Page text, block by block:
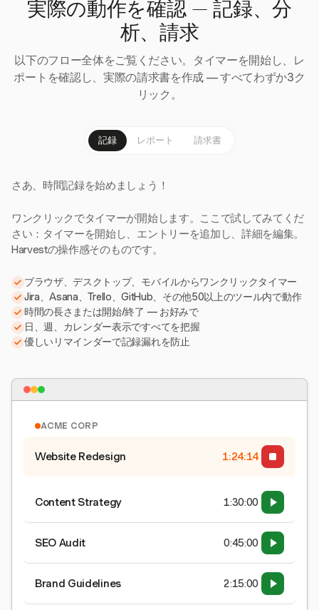
実際の動作を確認 — 記録、分
析、請求
以下のフロー全体をご覧ください。タイマーを開始し、レ
ポートを確認し、実際の請求書を作成 — すべてわずか3ク
リック。
記録 レポート 請求書
さあ、時間記録を始めましょう！
ワンクリックでタイマーが開始します。ここで試してみてくだ
さい：タイマーを開始し、エントリーを追加し、詳細を編集。
Harvestの操作感そのものです。
ブラウザ、デスクトップ、モバイルからワンクリックタイマー
Jira、Asana、Trello、GitHub、その他50以上のツール内で動作
時間の長さまたは開始/終了 — お好みで
日、週、カレンダー表示ですべてを把握
優しいリマインダーで記録漏れを防止
ACME CORP
Website Redesign 1:24:15
Content Strategy 1:30:00
SEO Audit 0:45:00
Brand Guidelines 2:15:00